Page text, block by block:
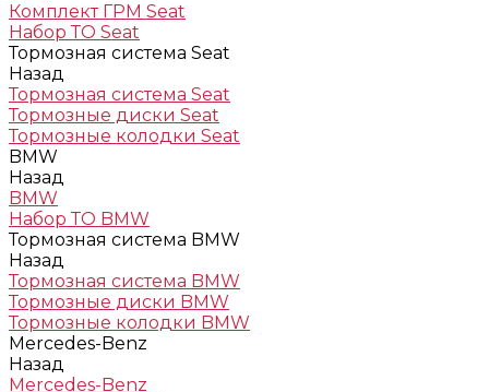
Комплект ГРМ Seat
Набор ТО Seat
Тормозная система Seat
Назад
Тормозная система Seat
Тормозные диски Seat
Тормозные колодки Seat
BMW
Назад
BMW
Набор ТО BMW
Тормозная система BMW
Назад
Тормозная система BMW
Тормозные диски BMW
Тормозные колодки BMW
Mercedes-Benz
Назад
Mercedes-Benz